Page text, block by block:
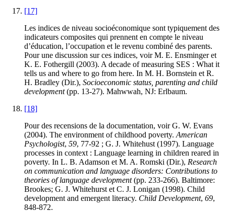
[17]
Les indices de niveau socioéconomique sont typiquement des
indicateurs composites qui prennent en compte le niveau
d’éducation, l’occupation et le revenu combiné des parents.
Pour une discussion sur ces indices, voir M. E. Ensminger et
K. E. Fothergill (2003). A decade of measuring SES : What it
tells us and where to go from here. In M. H. Bornstein et R.
H. Bradley (Dir.), Socioeconomic status, parenting and child
development(pp. 13-27). Mahwwah, NJ: Erlbaum.
[18]
Pour des recensions de la documentation, voir G. W. Evans
(2004). The environment of childhood poverty. American
Psychologist, 59, 77-92 ; G. J. Whitehust (1997). Language
processes in context : Language learning in children reared in
poverty. In L. B. Adamson et M. A. Romski (Dir.), Research
on communication and language disorders: Contributions to
theories of language development(pp. 233-266). Baltimore:
Brookes; G. J. Whitehurst et C. J. Lonigan (1998). Child
development and emergent literacy. Child Development, 69,
848-872.